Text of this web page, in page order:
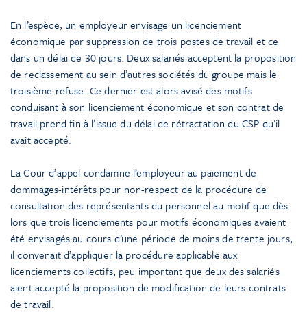
En l’espèce, un employeur envisage un licenciement
économique par suppression de trois postes de travail et ce
dans un délai de 30 jours. Deux salariés acceptent la proposition
de reclassement au sein d’autres sociétés du groupe mais le
troisième refuse. Ce dernier est alors avisé des motifs
conduisant à son licenciement économique et son contrat de
travail prend fin à l’issue du délai de rétractation du CSP qu’il
avait accepté.
La Cour d’appel condamne l’employeur au paiement de
dommages-intérêts pour non-respect de la procédure de
consultation des représentants du personnel au motif que dès
lors que trois licenciements pour motifs économiques avaient
été envisagés au cours d’une période de moins de trente jours,
il convenait d’appliquer la procédure applicable aux
licenciements collectifs, peu important que deux des salariés
aient accepté la proposition de modification de leurs contrats
de travail.